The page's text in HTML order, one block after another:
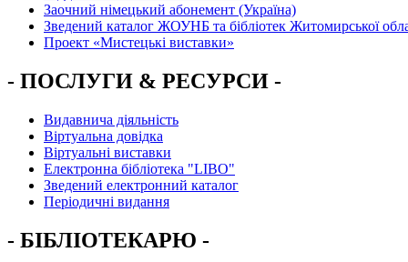
Заочний німецький абонемент (Україна)
Зведений каталог ЖОУНБ та бібліотек Житомирської
Проект «Мистецькі виставки»
- ПОСЛУГИ & РЕСУРСИ -
Видавнича діяльність
Віртуальна довідка
Віртуальні виставки
Електронна бібліотека "LIBO"
Зведений електронний каталог
Періодичні видання
- БІБЛІОТЕКАРЮ -